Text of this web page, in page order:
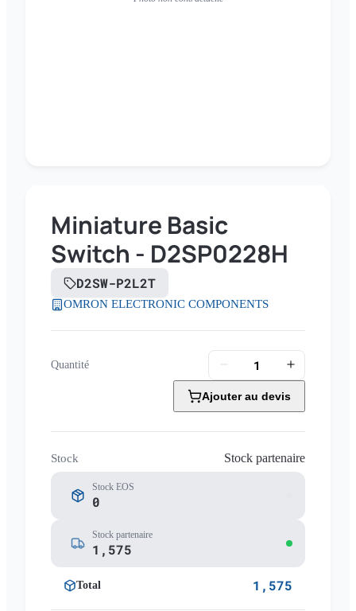
Miniature Basic
Switch - D2SP0228H
D2SW-P2L2T
OMRON ELECTRONIC COMPONENTS
Quantité
Ajouter au devis
Stock Stock partenaire
Stock EOS
0
Stock partenaire
1,575
Total 1,575